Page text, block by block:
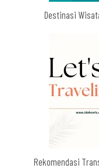
Destinasi
Rekomendasi